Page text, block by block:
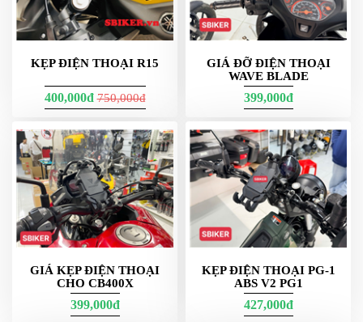
Bối cảnh sử dụng thực tế
Đường hỗn hợp đô thị – cao tốc – đèo dốc; nắng nóng,
KẸP ĐIỆN THOẠI R15
400,000đ750,000đ
GIÁ ĐỠ ĐIỆN THOẠI
WAVE BLADE
399,000đ
GIÁ KẸP ĐIỆN THOẠI
CHO CB400X
399,000đ
KẸP ĐIỆN THOẠI PG-1
ABS V2 PG1
427,000đ